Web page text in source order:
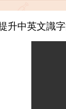
升中英文識